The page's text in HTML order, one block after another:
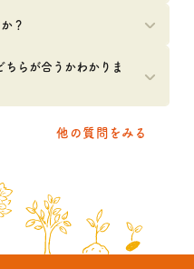
？
らが合うかわかりま
他の質問をみる